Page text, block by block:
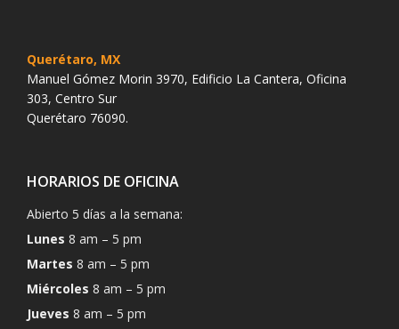
Querétaro, MX
Manuel Gómez Morin 3970, Edificio La Cantera, Oficina
303, Centro Sur
Querétaro 76090.
HORARIOS DE OFICINA
Abierto 5 días a la semana:
Lunes 8 am – 5 pm
Martes 8 am – 5 pm
Miércoles 8 am – 5 pm
Jueves 8 am – 5 pm